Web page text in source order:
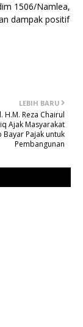
1506/Namlea,
dampak positif
LEBIH BARU
H.M. Reza Chairul
Ajak Masyarakat
Bayar Pajak untuk
Pembangunan